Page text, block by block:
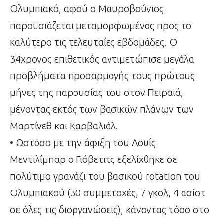
Ολυμπιακό, αφού ο Μαυροβούνιος
παρουσιάζεται μεταμορφωμένος προς το
καλύτερο τις τελευταίες εβδομάδες. Ο
34χρονος επιθετικός αντιμετώπισε μεγάλα
προβλήματα προσαρμογής τους πρώτους
μήνες της παρουσίας του στον Πειραιά,
μένοντας εκτός των βασικών πλάνων των
Μαρτίνεθ και Καρβαλιάλ.
• Ωστόσο με την άφιξη του Λουίς
Μεντιλίμπαρ ο Γιόβετιτς εξελίχθηκε σε
πολύτιμο γρανάζι του βασικού rotation του
Ολυμπιακού (30 συμμετοχές, 7 γκολ, 4 ασίστ
σε όλες τις διοργανώσεις), κάνοντας τόσο στο